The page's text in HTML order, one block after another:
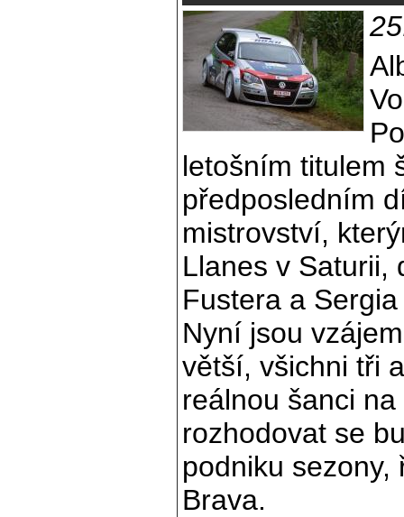
letošním titulem
předposledním
mistrovství,
Llanes v Saturii,
Fustera a
Nyní jsou
větší, všichni tři
reálnou šanci
rozhodovat se
podniku sezony,
Brava.